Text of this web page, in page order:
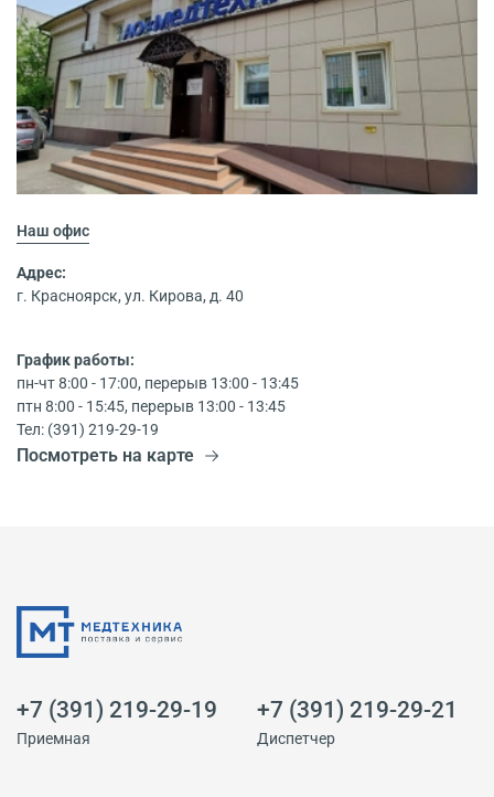
Наш офис
Адрес:
г. Красноярск, ул. Кирова, д. 40
График работы:
пн-чт 8:00 - 17:00, перерыв 13:00 - 13:45
птн 8:00 - 15:45, перерыв 13:00 - 13:45
Тел: (391) 219-29-19
Посмотреть на карте
+7 (391) 219-29-19
Приемная
+7 (391) 219-29-21
Диспетчер